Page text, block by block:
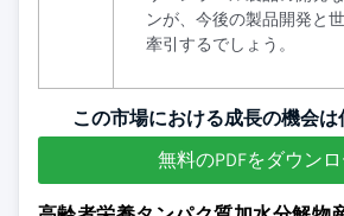
ンが、今後の製品開発と
牽引するでしょう。
この市場における成長の機会は
無料のPDFをダウン